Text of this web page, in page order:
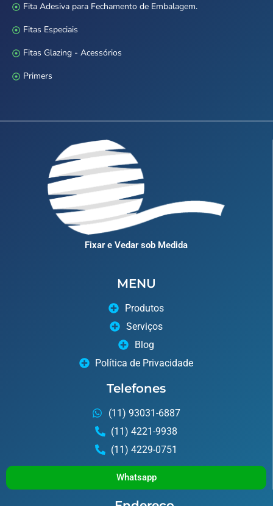
Fita Adesiva para Fechamento de Embalagem.
Fitas Especiais
Fitas Glazing - Acessórios
Primers
Fixar e Vedar sob Medida
MENU
Produtos
Serviços
Blog
Política de Privacidade
Telefones
(11) 93031-6887
(11) 4221-9938
(11) 4229-0751
Whatsapp